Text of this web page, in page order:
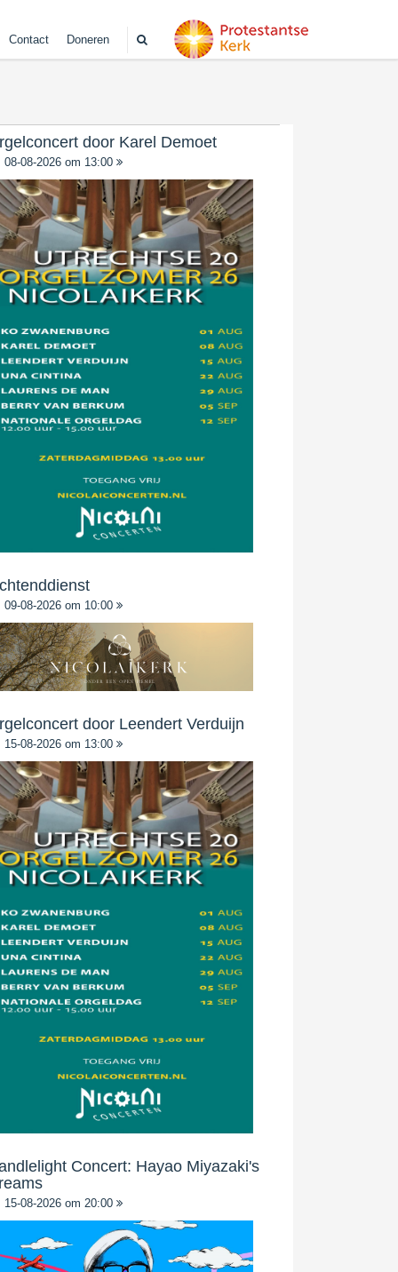
Contact Doneren
door Karel Demoet
08-08-2026 om 13:00
09-08-2026 om 10:00
door Leendert Verduijn
15-08-2026 om 13:00
Concert: Hayao Miyazaki's
15-08-2026 om 20:00